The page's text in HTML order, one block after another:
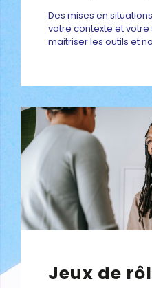
Des mises en
votre contexte et
maitriser les outils et
Jeux de